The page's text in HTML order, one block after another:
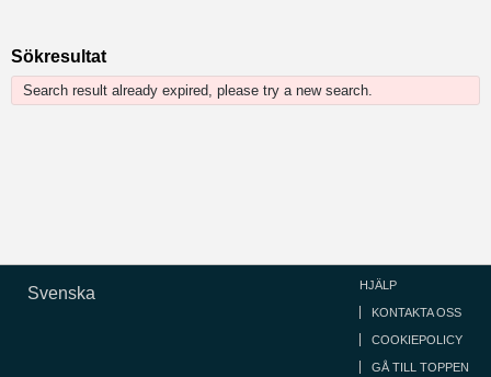
Sökresultat
Search result already expired, please try a new search.
Svenska HJÄLP
KONTAKTA OSS
COOKIEPOLICY
GÅ TILL TOPPEN